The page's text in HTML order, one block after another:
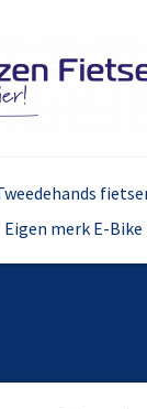
Eigen merk E-